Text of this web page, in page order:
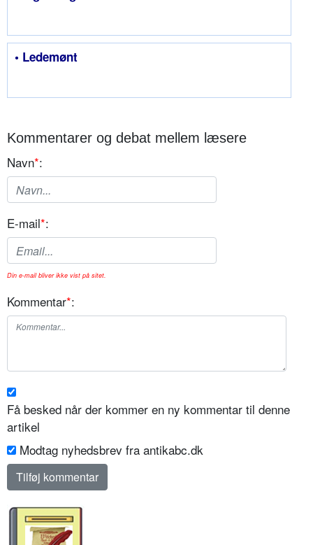
• Ledemønt
Kommentarer og debat mellem læsere
Navn*:
E-mail*:
Din e-mail bliver ikke vist på sitet.
Kommentar*:
Få besked når der kommer en ny kommentar til denne
artikel
Modtag nyhedsbrev fra antikabc.dk